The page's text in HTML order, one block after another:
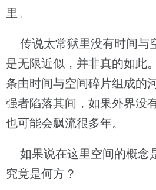
里。
传说太常狱里没有时间与
是无限近似，并非真的如此
条由时间与空间碎片组成的
强者陷落其间，如果外界没
也可能会飘流很多年。
如果说在这里空间的概念
究竟是何方？